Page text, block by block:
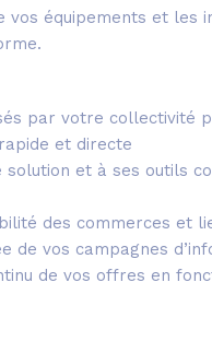
vos équipements et
par votre collectivité
et directe
solution et à ses outils
des commerces et
de vos campagnes
de vos offres en